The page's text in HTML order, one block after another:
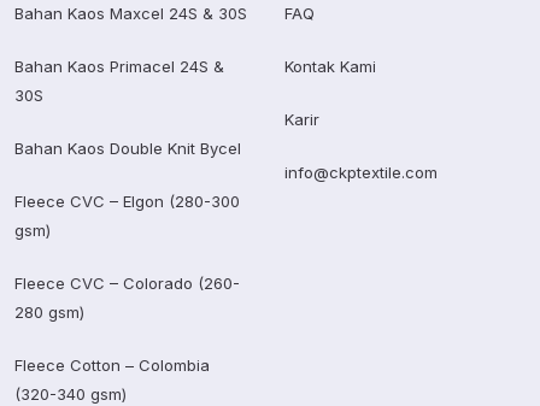
Bahan Kaos Maxcel 24S & 30S
Bahan Kaos Primacel 24S &
30S
Bahan Kaos Double Knit Bycel
Fleece CVC – Elgon (280-300
gsm)
Fleece CVC – Colorado (260-
280 gsm)
Fleece Cotton – Colombia
(320-340 gsm)
FAQ
Kontak Kami
Karir
info@ckptextile.com